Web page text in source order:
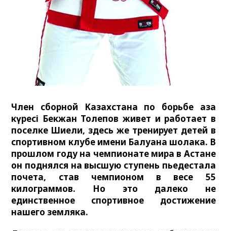
Член сборной Казахстана по борьбе қазақ
күресі Бекжан Толепов живет и работает в
поселке Шиели, здесь же тренирует детей в
спортивном клубе имени Балуана шолака. В
прошлом году на чемпионате мира в Астане
он поднялся на высшую ступень пьедестала
почета, став чемпионом в весе 55
килограммов. Но это далеко не
единственное спортивное достижение
нашего земляка.